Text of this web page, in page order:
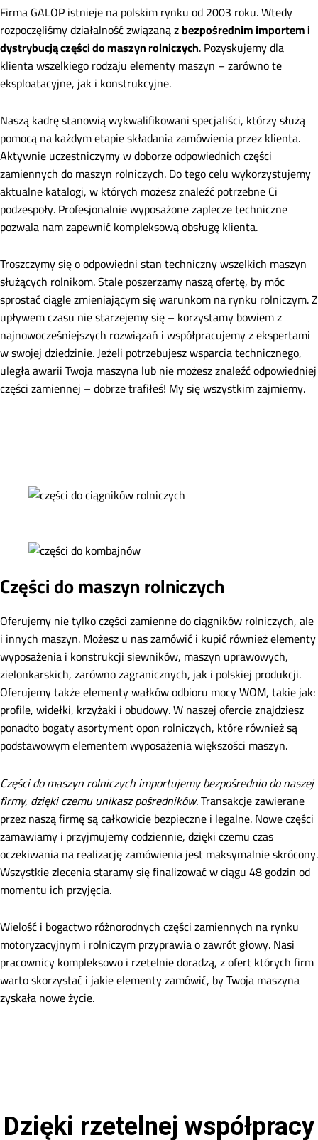
Firma GALOP istnieje na polskim rynku od 2003 roku. Wtedy
rozpoczęliśmy działalność związaną zbezpośrednim importem i
dystrybucją części do maszyn rolniczych. Pozyskujemy dla
klienta wszelkiego rodzaju elementy maszyn – zarówno te
eksploatacyjne, jak i konstrukcyjne.
Naszą kadrę stanowią wykwalifikowani specjaliści, którzy służą
pomocą na każdym etapie składania zamówienia przez klienta.
Aktywnie uczestniczymy w doborze odpowiednich części
zamiennych do maszyn rolniczych. Do tego celu wykorzystujemy
aktualne katalogi, w których możesz znaleźć potrzebne Ci
podzespoły. Profesjonalnie wyposażone zaplecze techniczne
pozwala nam zapewnić kompleksową obsługę klienta.
Troszczymy się o odpowiedni stan techniczny wszelkich maszyn
służących rolnikom. Stale poszerzamy naszą ofertę, by móc
sprostać ciągle zmieniającym się warunkom na rynku rolniczym. Z
upływem czasu nie starzejemy się – korzystamy bowiem z
najnowocześniejszych rozwiązań i współpracujemy z ekspertami
w swojej dziedzinie. Jeżeli potrzebujesz wsparcia technicznego,
uległa awarii Twoja maszyna lub nie możesz znaleźć odpowiedniej
części zamiennej – dobrze trafiłeś! My się wszystkim zajmiemy.
Części do maszyn rolniczych
Oferujemy nie tylko części zamienne do ciągników rolniczych, ale
i innych maszyn. Możesz u nas zamówić i kupić również elementy
wyposażenia i konstrukcji siewników, maszyn uprawowych,
zielonkarskich, zarówno zagranicznych, jak i polskiej produkcji.
Oferujemy także elementy wałków odbioru mocy WOM, takie jak:
profile, widełki, krzyżaki i obudowy. W naszej ofercie znajdziesz
ponadto bogaty asortyment opon rolniczych, które również są
podstawowym elementem wyposażenia większości maszyn.
Części do maszyn rolniczych importujemy bezpośrednio do naszej
firmy, dzięki czemu unikasz pośredników.Transakcje zawierane
przez naszą firmę są całkowicie bezpieczne i legalne. Nowe części
zamawiamy i przyjmujemy codziennie, dzięki czemu czas
oczekiwania na realizację zamówienia jest maksymalnie skrócony.
Wszystkie zlecenia staramy się finalizować w ciągu 48 godzin od
momentu ich przyjęcia.
Wielość i bogactwo różnorodnych części zamiennych na rynku
motoryzacyjnym i rolniczym przyprawia o zawrót głowy. Nasi
pracownicy kompleksowo i rzetelnie doradzą, z ofert których firm
warto skorzystać i jakie elementy zamówić, by Twoja maszyna
zyskała nowe życie.
Dzięki rzetelnej współpracy